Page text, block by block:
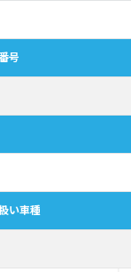
号
い車種